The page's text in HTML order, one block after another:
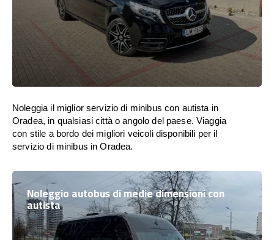
Noleggia il miglior servizio di minibus con autista in
Oradea, in qualsiasi città o angolo del paese. Viaggia
con stile a bordo dei migliori veicoli disponibili per il
servizio di minibus in Oradea.
Noleggio autobus di medie dimensioni con
autista